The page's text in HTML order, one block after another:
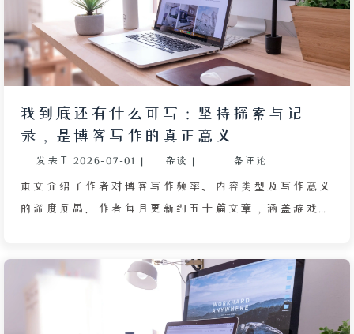
感激读者的关心，另一方面深知文章中的技术细节未经
实际验证，存在瑕疵，担心被硬核开发者识破。好友卡
瑟布尔开导作者，指出这篇“最差”文章可能成为敲门
砖，吸引读者去发现作者更用心的作品。然而，当作者
的压力。文章展现了创作者在意外走红后对作品质量的
深层焦虑，以及面对读者关注时的复杂心境。
我到底还有什么可写：坚持探索与记
录，是博客写作的真正意义
发表于 2026-07-01 | 杂谈 | 条评论
本文介绍了作者对博客写作频率、内容类型及写作意义
的深度反思。作者每月更新约五十篇文章，涵盖游戏心
记博主与动态博主两种路线的取舍：前者注重完整记
录，但篇幅过长考验读者耐心；后者事件碎片化，出篇
快但易失去连贯性和新鲜素材。AI 分析指出，成年人